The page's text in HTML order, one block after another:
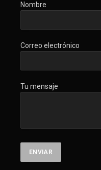
Nombre
Correo electrónico
Tu mensaje